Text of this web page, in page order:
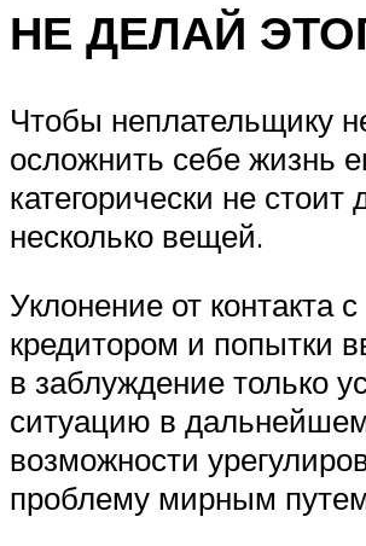
НЕ ДЕЛАЙ
Чтобы неплательщику
осложнить себе жизнь
категорически не стоит
несколько вещей.
Уклонение от контакта с
кредитором и попытки
в заблуждение только
ситуацию в
возможности
проблему мирным